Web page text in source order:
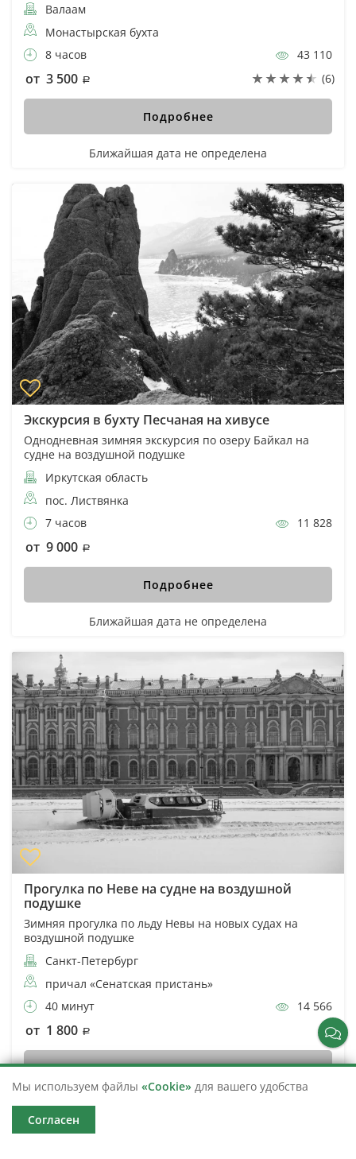
Валаам
Монастырская бухта
8 часов
43 110
от 3 500 (6)
Подробнее
Ближайшая дата не определена
Экскурсия в бухту Песчаная на хивусе
Однодневная зимняя экскурсия по озеру Байкал на
судне на воздушной подушке
Иркутская область
пос. Листвянка
7 часов
11 828
от 9 000
Подробнее
Ближайшая дата не определена
Прогулка по Неве на судне на воздушной
подушке
Зимняя прогулка по льду Невы на новых судах на
воздушной подушке
Санкт-Петербург
причал «Сенатская пристань»
40 минут
14 566
от 1 800
Подробнее
Ближайшая дата не определена
Мы используем файлы «Cookie» для вашего удобства
Согласен